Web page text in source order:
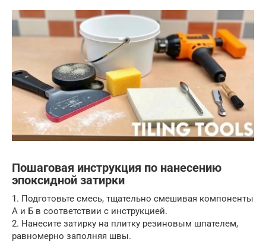
Пошаговая инструкция по нанесению
эпоксидной затирки
1. Подготовьте смесь, тщательно смешивая компоненты
А и Б в соответствии с инструкцией.
2. Нанесите затирку на плитку резиновым шпателем,
равномерно заполняя швы.